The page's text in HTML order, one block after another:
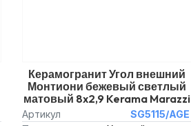
Керамогранит Угол внешний
Монтиони бежевый светлый
матовый 8x2,9 Kerama Marazzi
Артикул
SG5115/AGE